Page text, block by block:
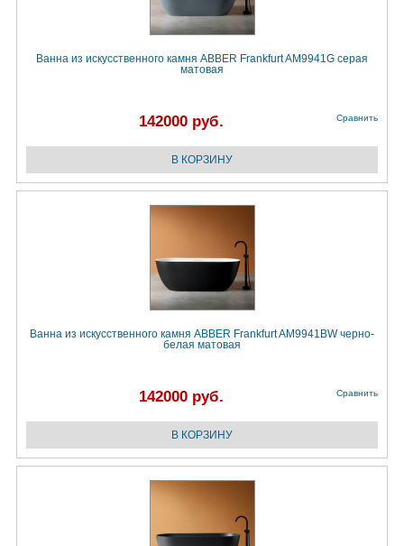
Ванна из искусственного камня ABBER Frankfurt AM9941G серая
матовая
142000 руб. Сравнить
Ванна из искусственного камня ABBER Frankfurt AM9941BW черно-
белая матовая
142000 руб. Сравнить